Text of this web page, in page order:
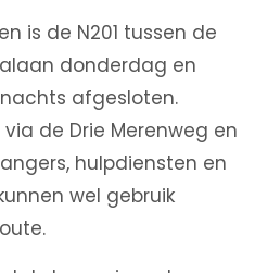
is de N201 tussen de
donderdag en
nachts afgesloten.
de Drie Merenweg en
hulpdiensten en
wel gebruik